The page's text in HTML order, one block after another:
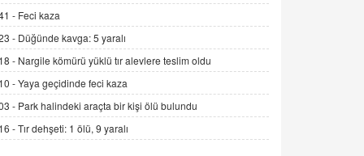
DR. EKREM ASLAN
Gerçek Ne, Algı Ne? "Beraber
Yürüyoruz" Cümlesinin Peşinden
19.07.2025 12:45
GÖNÜL MENEKŞE
Şifacının Yolu
04.11.2025 12:56
- Feci kaza
- Düğünde kavga: 5 yaralı
- Nargile kömürü yüklü tır alevlere teslim oldu
-Yaya geçidinde feci kaza
- Park halindeki araçta bir kişi ölü bulundu
-Tır dehşeti: 1 ölü, 9 yaralı